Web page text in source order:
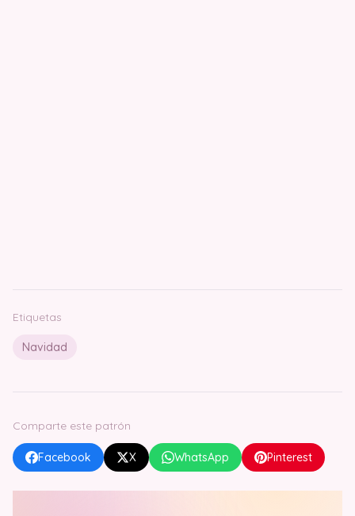
Etiquetas
Navidad
Comparte este patrón
Facebook X WhatsApp Pinterest